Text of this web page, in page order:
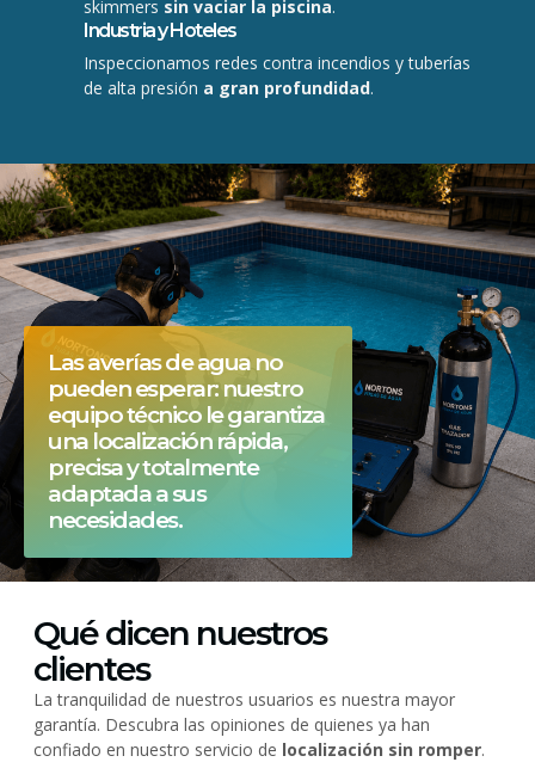
skimmers sin vaciar la piscina.
Industria y Hoteles
Inspeccionamos redes contra incendios y tuberías
de alta presión a gran profundidad.
Las averías de agua no
pueden esperar: nuestro
equipo técnico le garantiza
una localización rápida,
precisa y totalmente
adaptada a sus
necesidades.
Qué dicen nuestros
clientes
La tranquilidad de nuestros usuarios es nuestra mayor
garantía. Descubra las opiniones de quienes ya han
confiado en nuestro servicio de localización sin romper.